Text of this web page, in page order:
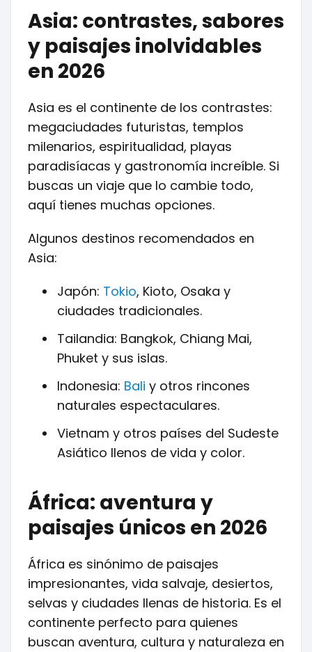
Asia: contrastes, sabores
y paisajes inolvidables
en 2026
Asia es el continente de los contrastes:
megaciudades futuristas, templos
milenarios, espiritualidad, playas
paradisíacas y gastronomía increíble. Si
buscas un viaje que lo cambie todo,
aquí tienes muchas opciones.
Algunos destinos recomendados en
Asia:
Japón: Tokio, Kioto, Osaka y
ciudades tradicionales.
Tailandia: Bangkok, Chiang Mai,
Phuket y sus islas.
Indonesia: Bali y otros rincones
naturales espectaculares.
Vietnam y otros países del Sudeste
Asiático llenos de vida y color.
África: aventura y
paisajes únicos en 2026
África es sinónimo de paisajes
impresionantes, vida salvaje, desiertos,
selvas y ciudades llenas de historia. Es el
continente perfecto para quienes
buscan aventura, cultura y naturaleza en